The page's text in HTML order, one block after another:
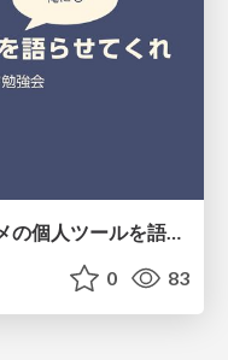
俺にも私がAIと作った オススメの個人ツールを語らせてくれ
0 83